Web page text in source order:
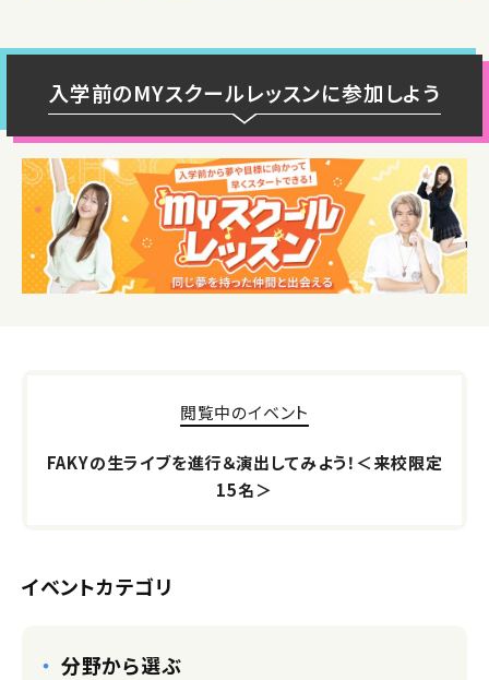
入学前のMYスクールレッスンに参加しよう
閲覧中のイベント
FAKYの生ライブを進行＆演出してみよう！＜来校限定
15名＞
イベントカテゴリ
分野から選ぶ